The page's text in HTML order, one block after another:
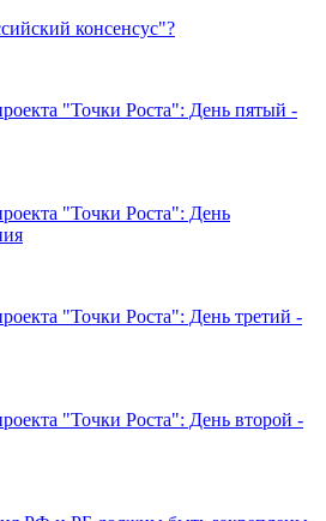
консенсус"?
"Точки Роста": День пятый -
"Точки Роста": День
"Точки Роста": День третий -
"Точки Роста": День второй -